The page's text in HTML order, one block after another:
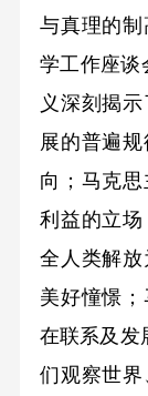
与真理的
学工作座谈
义深刻揭
展的普遍
向；马克
利益的立
全人类解
美好憧憬
在联系及发
们观察世